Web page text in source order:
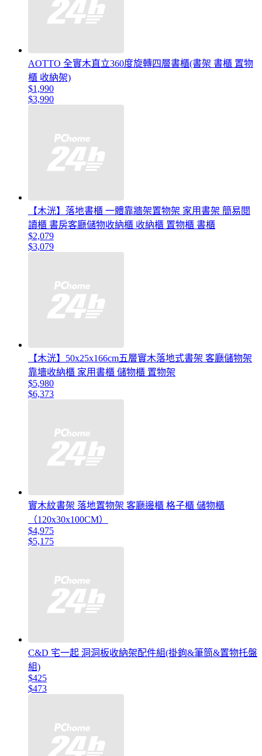
AOTTO 全實木直立360度旋轉四層書櫃(書架 書櫃 置物
櫃 收納架)
$1,990
$3,990
【木洸】落地書櫃 一體靠牆架置物架 家用書架 簡易閱
讀櫃 書房客廳儲物收納櫃 收納櫃 置物櫃 書櫃
$2,079
$3,079
【木洸】50x25x166cm五層實木落地式書架 客廳儲物架
靠墻收納櫃 家用書櫃 儲物櫃 置物架
$5,980
$6,373
實木紋書架 落地置物架 客廳邊櫃 格子櫃 儲物櫃
（120x30x100CM）
$4,975
$5,175
C&D 宅一起 洞洞板收納架配件組(掛鉤&筆筒&置物托盤
組)
$425
$473